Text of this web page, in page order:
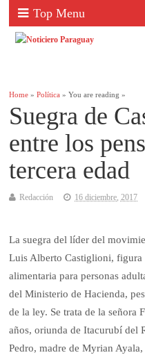
Top Menu
Home »Política » You are reading »
Suegra de
entre los
tercera edad
Redacción 16 diciembre, 2017
La suegra del líder del
Luis Alberto Castiglioni, figura
alimentaria para personas
del Ministerio de Hacienda,
de la ley. Se trata de la señora
años, oriunda de Itacurubí del
Pedro, madre de Myrian